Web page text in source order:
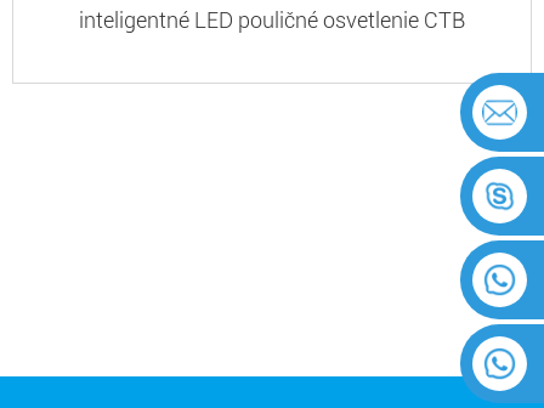
inteligentné LED pouličné osvetlenie CTB